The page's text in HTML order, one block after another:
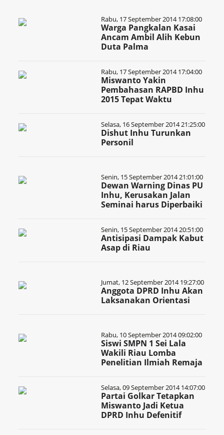
Rabu, 17 September 2014 17:08:00
Warga Pangkalan Kasai
Ancam Ambil Alih Kebun
Duta Palma
Rabu, 17 September 2014 17:04:00
Miswanto Yakin
Pembahasan RAPBD Inhu
2015 Tepat Waktu
Selasa, 16 September 2014 21:25:00
Dishut Inhu Turunkan
Personil
Senin, 15 September 2014 21:01:00
Dewan Warning Dinas PU
Inhu, Kerusakan Jalan
Seminai harus Diperbaiki
Senin, 15 September 2014 20:51:00
Antisipasi Dampak Kabut
Asap di Riau
Jumat, 12 September 2014 19:27:00
Anggota DPRD Inhu Akan
Laksanakan Orientasi
Rabu, 10 September 2014 09:02:00
Siswi SMPN 1 Sei Lala
Wakili Riau Lomba
Penelitian Ilmiah Remaja
Selasa, 09 September 2014 14:07:00
Partai Golkar Tetapkan
Miswanto Jadi Ketua
DPRD Inhu Defenitif